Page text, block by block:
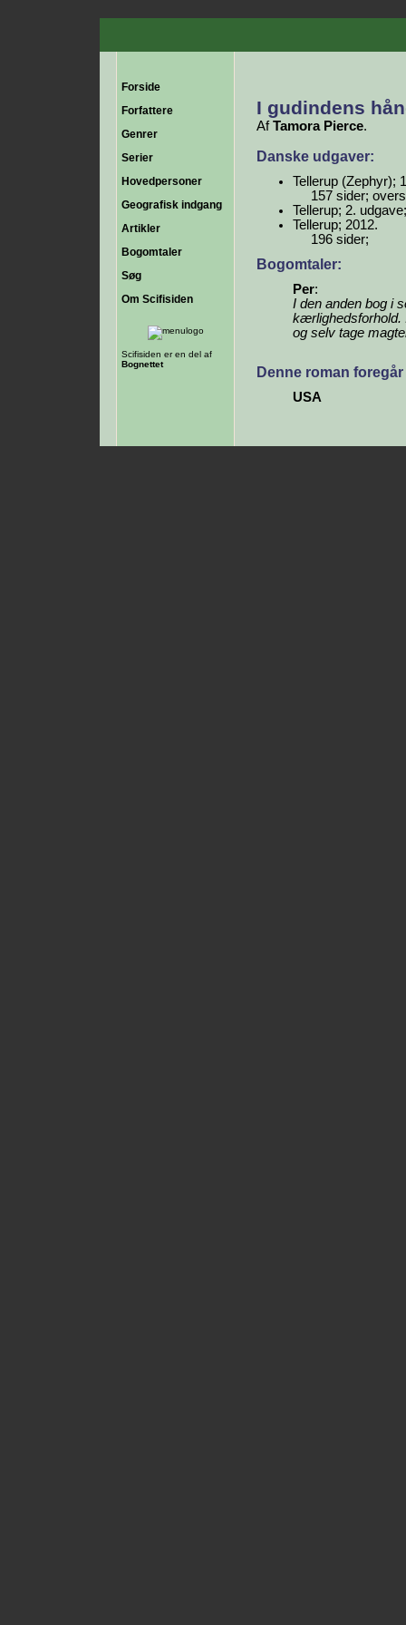
Forside
Forfattere
Genrer
Serier
Hovedpersoner
Geografisk indgang
Artikler
Bogomtaler
Søg
Om Scifisiden
Scifisiden er en del af
Bognettet
I gudindens
AfTamora Pierce.
Danske udgaver:
Tellerup (Zephyr);
157 sider;
Tellerup; 2.
Tellerup; 2012.
196 sider;
Bogomtaler:
Per:
I den anden bog i
og selv tage
Denne roman
USA